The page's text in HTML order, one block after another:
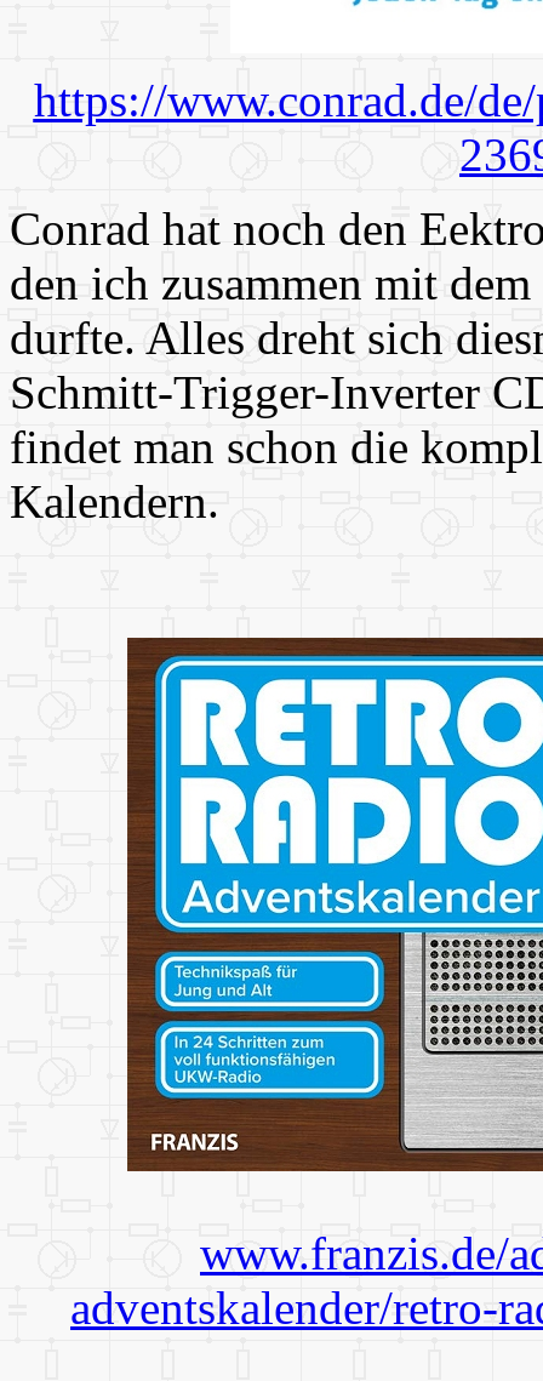
https://www.conrad.de/
Conrad hat noch den
den ich zusammen mit
durfte. Alles dreht sich
Schmitt-Trigger-Inverter
findet man schon die
Kalendern.
www.franzis.de/
adventskalender/retro-